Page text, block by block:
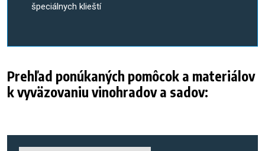
špeciálnych klieští
Prehľad ponúkaných pomôcok a materiálov
k vyväzovaniu vinohradov a sadov: